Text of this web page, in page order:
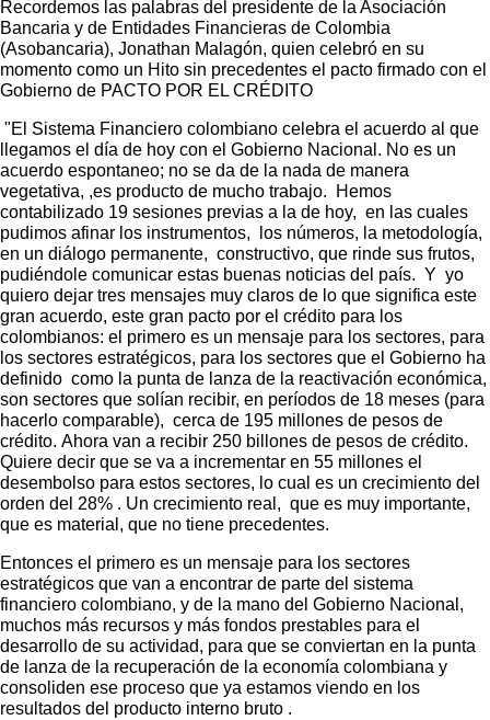
Recordemos las palabras del presidente de la Asociación
Bancaria y de Entidades Financieras de Colombia
(Asobancaria), Jonathan Malagón, quien celebró en su
momento como un Hito sin precedentes el pacto firmado con el
Gobierno de PACTO POR EL CRÉDITO
"El Sistema Financiero colombiano celebra el acuerdo al que
llegamos el día de hoy con el Gobierno Nacional. No es un
acuerdo espontaneo; no se da de la nada de manera
vegetativa, ,es producto de mucho trabajo. Hemos
contabilizado 19 sesiones previas a la de hoy, en las cuales
pudimos afinar los instrumentos, los números, la metodología,
en un diálogo permanente, constructivo, que rinde sus frutos,
pudiéndole comunicar estas buenas noticias del país. Y yo
quiero dejar tres mensajes muy claros de lo que significa este
gran acuerdo, este gran pacto por el crédito para los
colombianos: el primero es un mensaje para los sectores, para
los sectores estratégicos, para los sectores que el Gobierno ha
definido como la punta de lanza de la reactivación económica,
son sectores que solían recibir, en períodos de 18 meses (para
hacerlo comparable), cerca de 195 millones de pesos de
crédito. Ahora van a recibir 250 billones de pesos de crédito.
Quiere decir que se va a incrementar en 55 millones el
desembolso para estos sectores, lo cual es un crecimiento del
orden del 28% . Un crecimiento real, que es muy importante,
que es material, que no tiene precedentes.
Entonces el primero es un mensaje para los sectores
estratégicos que van a encontrar de parte del sistema
financiero colombiano, y de la mano del Gobierno Nacional,
muchos más recursos y más fondos prestables para el
desarrollo de su actividad, para que se conviertan en la punta
de lanza de la recuperación de la economía colombiana y
consoliden ese proceso que ya estamos viendo en los
resultados del producto interno bruto .